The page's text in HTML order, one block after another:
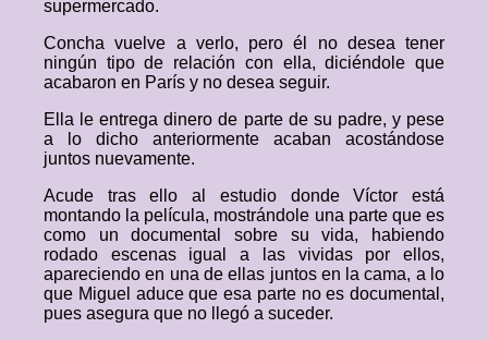
supermercado.
Concha vuelve a verlo, pero él no desea tener
ningún tipo de relación con ella, diciéndole que
acabaron en París y no desea seguir.
Ella le entrega dinero de parte de su padre, y pese
a lo dicho anteriormente acaban acostándose
juntos nuevamente.
Acude tras ello al estudio donde Víctor está
montando la película, mostrándole una parte que es
como un documental sobre su vida, habiendo
rodado escenas igual a las vividas por ellos,
apareciendo en una de ellas juntos en la cama, a lo
que Miguel aduce que esa parte no es documental,
pues asegura que no llegó a suceder.